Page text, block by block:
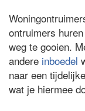
ontruimers
weg te gooien.
andere inboedel
naar een
wat je hiermee